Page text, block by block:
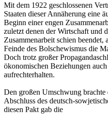
Mit dem 1922 geschlossenen
Staaten dieser Annäherung eine
Beginn einer engen
zuletzt denen der Wirtschaft und
Zusammenarbeit schien
Feinde des Bolschewismus die
Doch trotz großer
ökonomischen Beziehungen
aufrechterhalten.
Den großen Umschwung brachte
Abschluss des deutsch-
diesen Pakt gab die